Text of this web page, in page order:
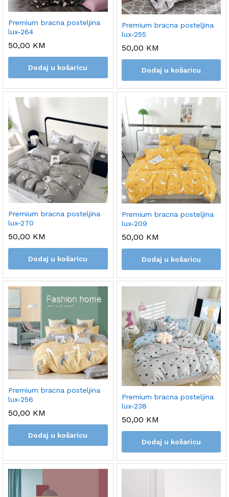
Premium bracna posteljina
lux-264
50,00 KM
Dodaj u košaricu
Premium bracna posteljina
lux-255
50,00 KM
Dodaj u košaricu
Premium bracna posteljina
lux-270
50,00 KM
Dodaj u košaricu
Premium bracna posteljina
lux-209
50,00 KM
Dodaj u košaricu
Premium bracna posteljina
lux-256
50,00 KM
Dodaj u košaricu
Premium bracna posteljina
lux-238
50,00 KM
Dodaj u košaricu